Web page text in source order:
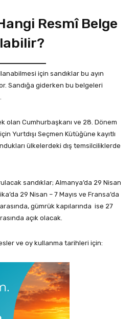
Resmî Belge
için sandıklar bu ayın
Sandığa giderken bu belgeleri
olan Cumhurbaşkanı ve 28. Dönem
Yurtdışı Seçmen Kütüğüne kayıtlı
ülkelerdeki dış temsilciliklerde
sandıklar; Almanya’da 29 Nisan
29 Nisan – 7 Mayıs ve Fransa’da
gümrük kapılarında ise 27
açık olacak.
ve oy kullanma tarihleri için: